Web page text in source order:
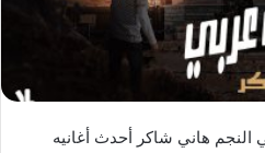
النجم هاني شاكر أحدث أغانيه